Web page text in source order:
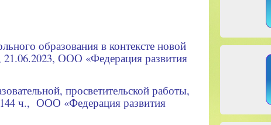
образования в контексте новой
ООО «Федерация развития
просветительской работы,
144 ч., ООО «Федерация развития